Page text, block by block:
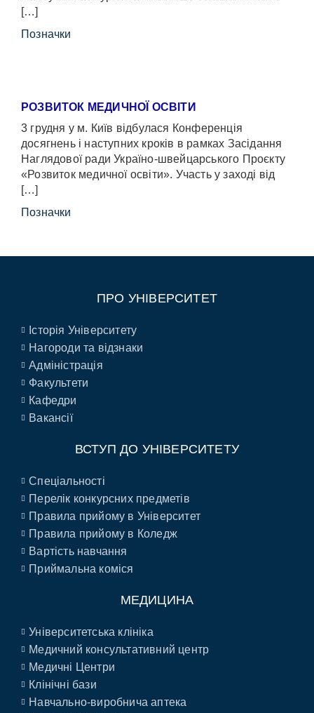
[…]
Позначки
РОЗВИТОК МЕДИЧНОЇ ОСВІТИ
3 грудня у м. Київ відбулася Конференція
досягнень і наступних кроків в рамках Засідання
Наглядової ради Україно-швейцарського Проєкту
«Розвиток медичної освіти». Участь у заході від
[…]
Позначки
ПРО УНІВЕРСИТЕТ
Історія Університету
Нагороди та відзнаки
Адміністрація
Факультети
Кафедри
Вакансії
ВСТУП ДО УНІВЕРСИТЕТУ
Спеціальності
Перелік конкурсних предметів
Правила прийому в Університет
Правила прийому в Коледж
Вартість навчання
Приймальна коміся
МЕДИЦИНА
Університетська клініка
Медичний консультативний центр
Медичні Центри
Клінічні бази
Навчально-виробнича аптека